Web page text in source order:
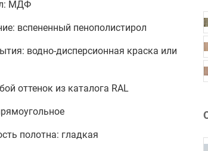
МДФ
вспененный пенополистирол
водно-дисперсионная краска или
оттенок из каталога RAL
полотна: гладкая